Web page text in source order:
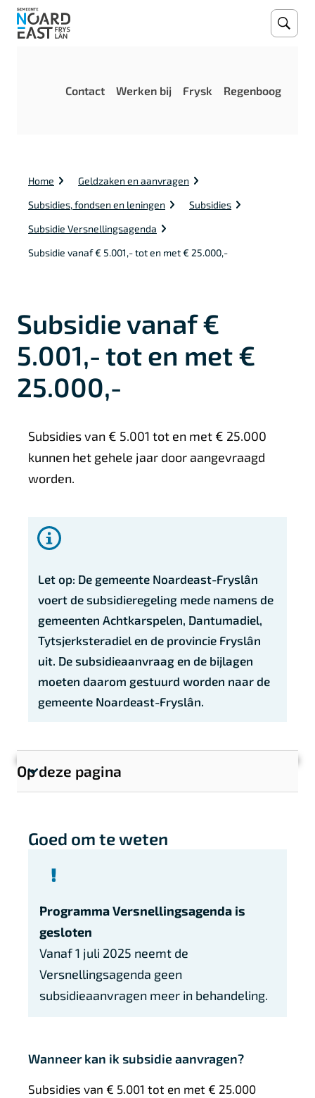
Open
e
Contact Werken bij Frysk Regenboog
K
u
m
l
Home
Geldzaken en aanvragen
Subsidies, fondsen en leningen
Subsidies
Subsidie Versnellingsagenda
Subsidie vanaf € 5.001,- tot en met € 25.000,-
Subsidie vanaf €
5.001,- tot en met €
25.000,-
Subsidies van € 5.001 tot en met € 25.000
kunnen het gehele jaar door aangevraagd
worden.
Let op: De gemeente Noardeast-Fryslân
voert de subsidieregeling mede namens de
gemeenten Achtkarspelen, Dantumadiel,
Tytsjerksteradiel en de provincie Fryslân
uit. De subsidieaanvraag en de bijlagen
moeten daarom gestuurd worden naar de
gemeente Noardeast-Fryslân.
Op deze pagina
T
n
t
i
e
l
i
Goed om te weten
Programma Versnellingsagenda is
gesloten
Vanaf 1 juli 2025 neemt de
Versnellingsagenda geen
subsidieaanvragen meer in behandeling.
Wanneer kan ik subsidie aanvragen?
Subsidies van € 5.001 tot en met € 25.000